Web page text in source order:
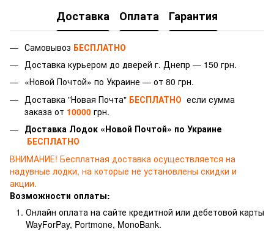
Доставка Оплата Гарантия
Самовывоз БЕСПЛАТНО
Доставка курьером до дверей г. Днепр — 150 грн.
«Новой Почтой» по Украине — от 80 грн.
Доставка "Новая Почта" БЕСПЛАТНО если сумма
заказа от 10000 грн.
Доставка Лодок «Новой Почтой» по Украине
БЕСПЛАТНО
ВНИМАНИЕ! Бесплатная доставка осуществляется на
надувные лодки, на которые не установлены скидки и
акции.
Возможности оплаты:
Онлайн оплата на сайте кредитной или дебетовой карты
WayForPay, Portmone, MonoBank.